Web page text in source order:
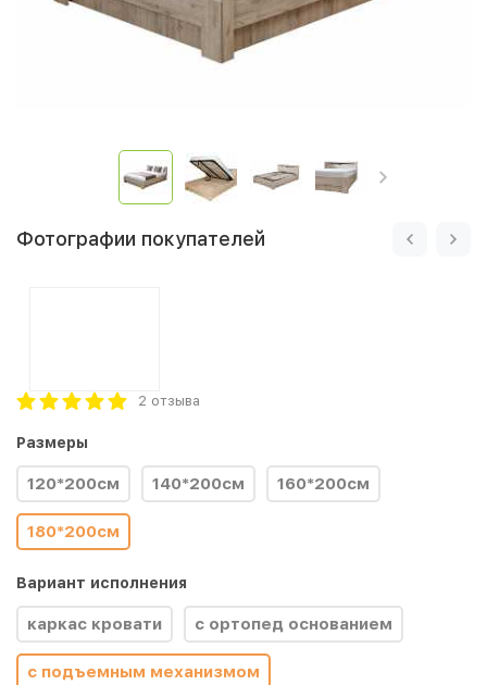
Фотографии покупателей
2 отзыва
Размеры
120*200см 140*200см 160*200см
180*200см
Вариант исполнения
каркас кровати с ортопед основанием
с подъемным механизмом